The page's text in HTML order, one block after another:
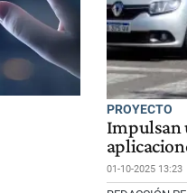
PROYECTO
Impulsan
01-10-2025 13:23